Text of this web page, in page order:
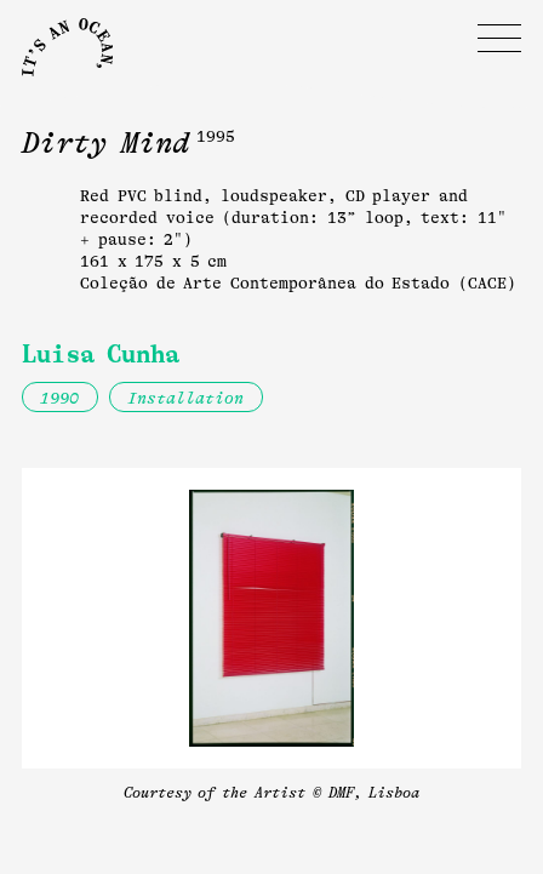
Dirty Mind 1995
Red PVC blind, loudspeaker, CD player and
recorded voice (duration: 13” loop, text: 11"
+ pause: 2")
161 x 175 x 5 cm
Coleção de Arte Contemporânea do Estado (CACE)
Luisa Cunha
1990 Installation
Courtesy of the Artist © DMF, Lisboa